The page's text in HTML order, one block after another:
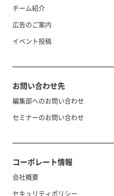
チーム紹介
広告のご案内
イベント投稿
お問い合わせ先
編集部へのお問い合わせ
セミナーのお問い合わせ
コーポレート情報
会社概要
セキュリティポリシー